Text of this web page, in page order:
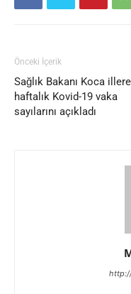
Önceki İçerik
Sağlık Bakanı Koca
haftalık Kovid-19 vaka
sayılarını açıkladı